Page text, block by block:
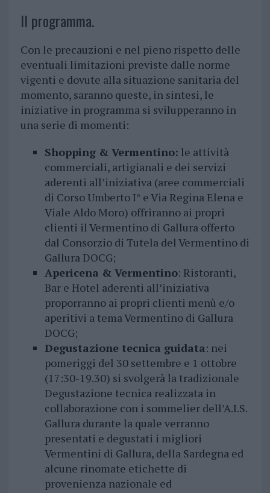
Il programma.
Con le precauzioni e nel pieno rispetto delle
eventuali limitazioni previste dalle norme
vigenti e dovute alla situazione sanitaria del
momento, saranno queste, in sintesi, le
iniziative in programma si svilupperanno in
una serie di momenti:
Shopping & Vermentino: le attività
commerciali, artigianali e dei servizi
aderenti all’iniziativa (aree commerciali
di Corso Umberto I° e Via Regina Elena e
Viale Aldo Moro) offriranno ai propri
clienti il Vermentino di Gallura offerto
dal Consorzio di Tutela del Vermentino di
Gallura DOCG;
Apericena & Vermentino: Ristoranti,
Bar e Hotel aderenti all’iniziativa
proporranno ai propri clienti menù e/o
aperitivi a tema Vermentino di Gallura
DOCG;
Degustazione tecnica guidata: nei
pomeriggi del 30 settembre e 1 ottobre
(17:30-19.30) si svolgerà la tradizionale
Degustazione tecnica realizzata in
collaborazione con i sommelier dell’A.I.S.
Gallura durante la quale verranno
presentati e degustati i migliori
Vermentini di Gallura, della Sardegna ed
alcune rinomate etichette di
provenienza nazionale ed